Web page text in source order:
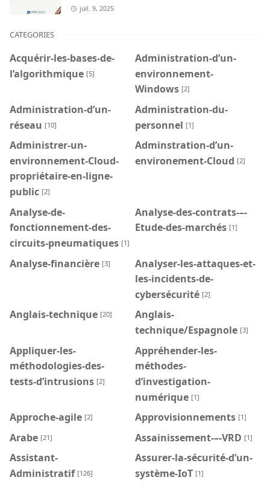
juil. 9, 2025
CATEGORIES
Acquérir-les-bases-de-
l’algorithmique [5]
Administration-d’un-
environnement-
Windows [2]
Administration-d’un-
réseau [10]
Administration-du-
personnel [1]
Administrer-un-
environnement-Cloud-
propriétaire-en-ligne-
public [2]
Adminstration-d’un-
environement-Cloud [2]
Analyse-de-
fonctionnement-des-
circuits-pneumatiques [1]
Analyse-des-contrats-–-
Etude-des-marchés [1]
Analyse-financière [3]
Analyser-les-attaques-et-
les-incidents-de-
cybersécurité [2]
Anglais-technique [20]
Anglais-
technique/Espagnole [3]
Appliquer-les-
méthodologies-des-
tests-d’intrusions [2]
Appréhender-les-
méthodes-
d’investigation-
numérique [1]
Approche-agile [2] Approvisionnements [1]
Arabe [21] Assainissement-–-VRD [1]
Assistant-
Administratif [126]
Assurer-la-sécurité-d’un-
système-IoT [1]